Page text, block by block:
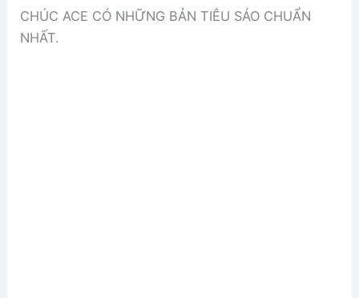
CHÚC ACE CÓ NHỮNG BẢN TIÊU SÁO CHUẨN
NHẤT.